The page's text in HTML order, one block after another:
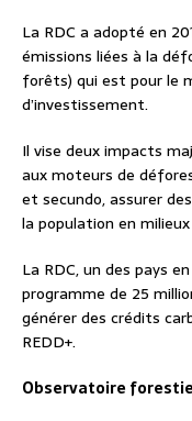
La RDC a adopté en
émissions liées à la
forêts) qui est pour le
d’investissement.
Il vise deux impacts
aux moteurs de
et secundo, assurer
la population en
La RDC, un des pays
programme de 25
générer des crédits
REDD+.
Observatoire